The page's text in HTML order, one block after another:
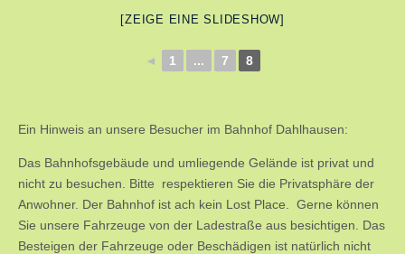
[ZEIGE EINE SLIDESHOW]
◄ 1 ... 7 8
Ein Hinweis an unsere Besucher im Bahnhof Dahlhausen:
Das Bahnhofsgebäude und umliegende Gelände ist privat und
nicht zu besuchen. Bitte respektieren Sie die Privatsphäre der
Anwohner. Der Bahnhof ist ach kein Lost Place. Gerne können
Sie unsere Fahrzeuge von der Ladestraße aus besichtigen. Das
Besteigen der Fahrzeuge oder Beschädigen ist natürlich nicht